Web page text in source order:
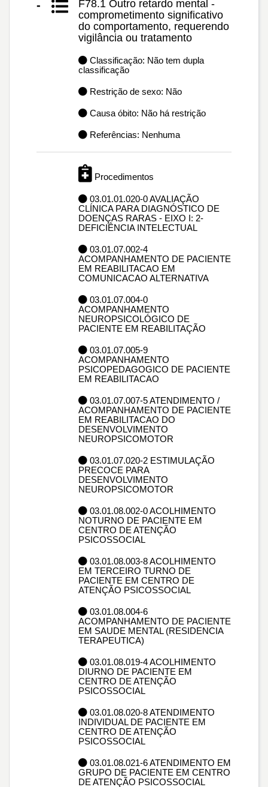
-
F78.1 Outro retardo mental -
comprometimento significativo
do comportamento, requerendo
vigilância ou tratamento
Classificação: Não tem dupla
classificação
Restrição de sexo: Não
Causa óbito: Não há restrição
Referências: Nenhuma
Procedimentos
03.01.01.020-0 AVALIAÇÃO
CLÍNICA PARA DIAGNÓSTICO DE
DOENÇAS RARAS - EIXO I: 2-
DEFICIÊNCIA INTELECTUAL
03.01.07.002-4
ACOMPANHAMENTO DE PACIENTE
EM REABILITACAO EM
COMUNICACAO ALTERNATIVA
03.01.07.004-0
ACOMPANHAMENTO
NEUROPSICOLÓGICO DE
PACIENTE EM REABILITAÇÃO
03.01.07.005-9
ACOMPANHAMENTO
PSICOPEDAGOGICO DE PACIENTE
EM REABILITACAO
03.01.07.007-5 ATENDIMENTO /
ACOMPANHAMENTO DE PACIENTE
EM REABILITACAO DO
DESENVOLVIMENTO
NEUROPSICOMOTOR
03.01.07.020-2 ESTIMULAÇÃO
PRECOCE PARA
DESENVOLVIMENTO
NEUROPSICOMOTOR
03.01.08.002-0 ACOLHIMENTO
NOTURNO DE PACIENTE EM
CENTRO DE ATENÇÃO
PSICOSSOCIAL
03.01.08.003-8 ACOLHIMENTO
EM TERCEIRO TURNO DE
PACIENTE EM CENTRO DE
ATENÇÃO PSICOSSOCIAL
03.01.08.004-6
ACOMPANHAMENTO DE PACIENTE
EM SAUDE MENTAL (RESIDENCIA
TERAPEUTICA)
03.01.08.019-4 ACOLHIMENTO
DIURNO DE PACIENTE EM
CENTRO DE ATENÇÃO
PSICOSSOCIAL
03.01.08.020-8 ATENDIMENTO
INDIVIDUAL DE PACIENTE EM
CENTRO DE ATENÇÃO
PSICOSSOCIAL
03.01.08.021-6 ATENDIMENTO EM
GRUPO DE PACIENTE EM CENTRO
DE ATENÇÃO PSICOSSOCIAL